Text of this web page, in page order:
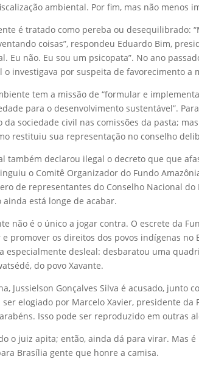
ambiental. Por fim, mas não
é tratado como pereba ou desequilibrado:
coisas”, respondeu Eduardo Bim,
Eu não. Eu sou um psicopata”. No ano
o investigava por suspeita de favorecimento
tem a missão de “formular e
para o desenvolvimento sustentável”.
sociedade civil nas comissões da pasta;
restituiu sua representação no conselho
também declarou ilegal o decreto que que
o Comitê Organizador do Fundo
de representantes do Conselho Nacional
está longe de acabar.
não é o único a jogar contra. O escrete da
promover os direitos dos povos indígenas
especialmente desleal: desbaratou uma
do povo Xavante.
Jussielson Gonçalves Silva é acusado, junto
elogiado por Marcelo Xavier, presidente
Isso pode ser reproduzido em outras
o juiz apita; então, ainda dá para virar. Mas
Brasília gente que honre a camisa.